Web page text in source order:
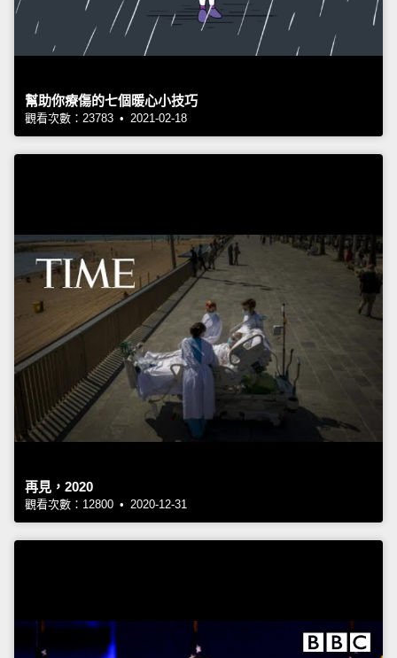
幫助你療傷的七個暖心小技巧
觀看次數：23783 • 2021-02-18
再見，2020
觀看次數：12800 • 2020-12-31